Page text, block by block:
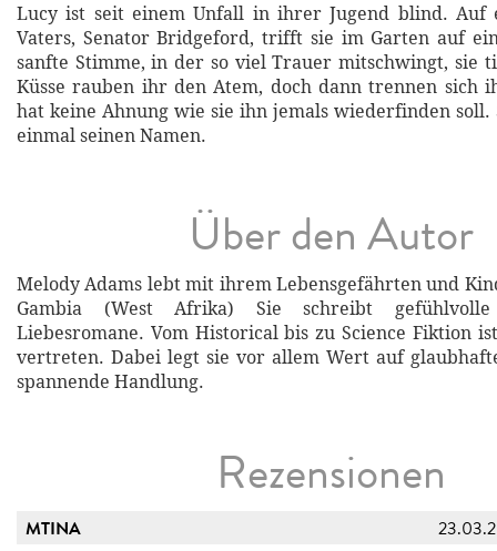
Lucy ist seit einem Unfall in ihrer Jugend blind. Auf
Vaters, Senator Bridgeford, trifft sie im Garten auf
sanfte Stimme, in der so viel Trauer mitschwingt, sie
Küsse rauben ihr den Atem, doch dann trennen sich
hat keine Ahnung wie sie ihn jemals wiederfinden soll.
einmal seinen Namen.
Über den Autor
Melody Adams lebt mit ihrem Lebensgefährten und
Gambia (West Afrika) Sie schreibt
Liebesromane. Vom Historical bis zu Science Fiktion
vertreten. Dabei legt sie vor allem Wert auf
spannende Handlung.
Rezensionen
MTINA